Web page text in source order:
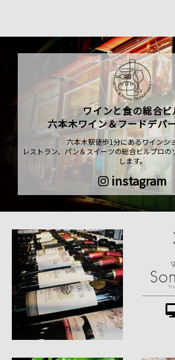
ワインと食の総合ビ
六本木ワイン＆フードデパ
六本木駅徒歩1分にあるワインショ
レストラン、パン＆スイーツの総合ビルプロの
します。
instagram